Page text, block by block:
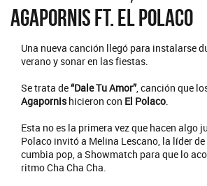
Agapornis Ft. El Polaco
Una nueva canción llegó para instalarse
verano y sonar en las fiestas.
Se trata de“Dale Tu Amor”, canción que
Agapornishicieron con El Polaco.
Esta no es la primera vez que hacen algo
Polaco invitó a Melina Lescano, la líder
cumbia pop, a Showmatch para que lo
ritmo Cha Cha Cha.